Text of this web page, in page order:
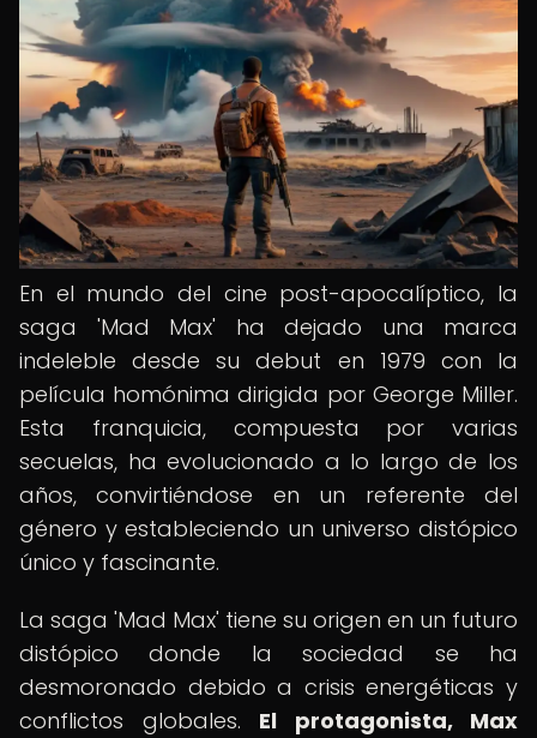
En el mundo del cine post-apocalíptico, la
saga 'Mad Max' ha dejado una marca
indeleble desde su debut en 1979 con la
película homónima dirigida por George Miller.
Esta franquicia, compuesta por varias
secuelas, ha evolucionado a lo largo de los
años, convirtiéndose en un referente del
género y estableciendo un universo distópico
único y fascinante.
La saga 'Mad Max' tiene su origen en un futuro
distópico donde la sociedad se ha
desmoronado debido a crisis energéticas y
conflictos globales. El protagonista, Max